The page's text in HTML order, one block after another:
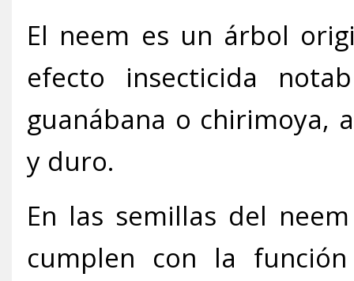
El neem es un árbol
efecto insecticida
guanábana o chirimoya,
y duro.
En las semillas del
cumplen con la